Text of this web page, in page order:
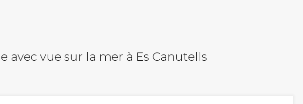
avec vue sur la mer à Es Canutells